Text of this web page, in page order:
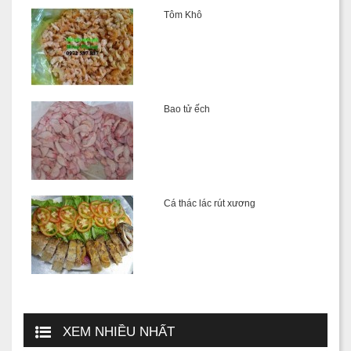
Tôm Khô
Bao tử ếch
Cá thác lác rút xương
XEM NHIỀU NHẤT